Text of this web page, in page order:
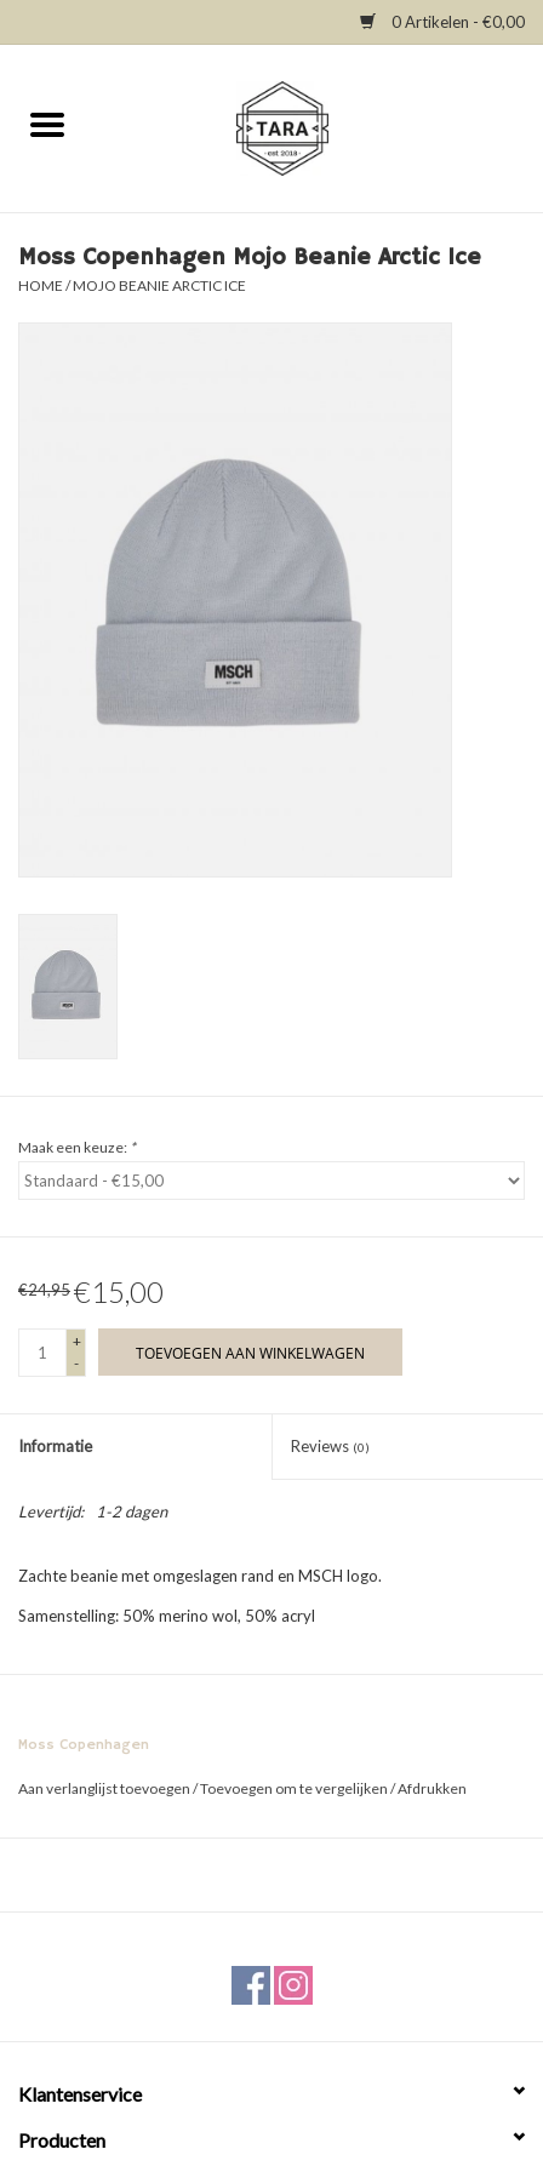
0 Artikelen - €0,00
Home
Dresses
TARA TUESDAY
Moss Copenhagen Mojo Beanie Arctic Ice
HOME /MOJO BEANIE ARCTIC ICE
Maak een keuze: *
€24,95€15,00
+
-
TOEVOEGEN AAN WINKELWAGEN
Informatie Reviews (0)
Levertijd: 1-2 dagen
Zachte beanie met omgeslagen rand en MSCH logo.
Samenstelling: 50% merino wol, 50% acryl
Moss Copenhagen
Aan verlanglijst toevoegen /Toevoegen om te vergelijken /Afdrukken
Klantenservice
Producten